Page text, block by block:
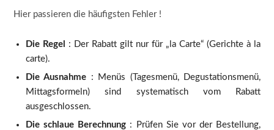
Hier passieren die häufigsten Fehler !
Die Regel
: Der Rabatt gilt nur für „la Carte“ (Gerichte à la
carte).
Die Ausnahme : Menüs (Tagesmenü, Degustationsmenü,
Mittagsformeln) sind systematisch vom Rabatt
ausgeschlossen.
Die schlaue Berechnung : Prüfen Sie vor der Bestellung,